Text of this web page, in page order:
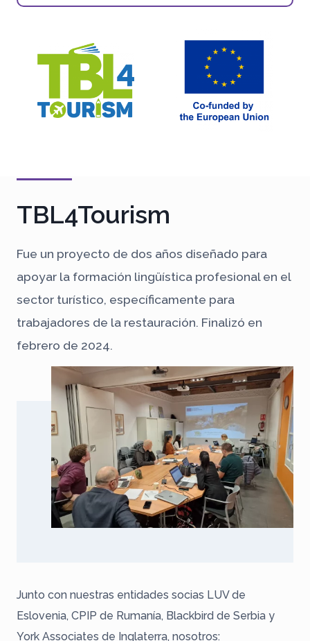
TBL4Tourism
Fue un proyecto de dos años diseñado para
apoyar la formación lingüística profesional en el
sector turístico, específicamente para
trabajadores de la restauración. Finalizó en
febrero de 2024.
Junto con nuestras entidades socias LUV de
Eslovenia, CPIP de Rumanía, Blackbird de Serbia y
York Associates de Inglaterra, nosotros: